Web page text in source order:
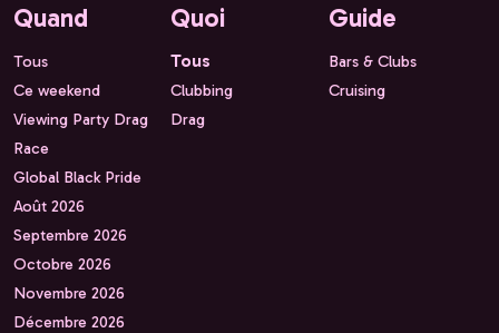
Quand
Tous
Ce weekend
Viewing Party Drag
Race
Global Black Pride
Août 2026
Septembre 2026
Octobre 2026
Novembre 2026
Décembre 2026
Quoi
Tous
Clubbing
Drag
Guide
Bars & Clubs
Cruising